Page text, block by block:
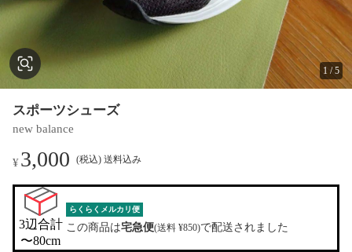
1 /5
スポーツシューズ
new balance
¥3,000 (税込) 送料込み
3辺合計
〜80cm
らくらくメルカリ便
この商品は宅急便(送料 ¥850)で配送されました